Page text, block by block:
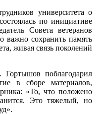
университета о
по инициативе
Совета ветеранов
важно сохранить память
живая связь поколений
поблагодарил
в сборе материалов,
«То, что положено
Это тяжелый, но